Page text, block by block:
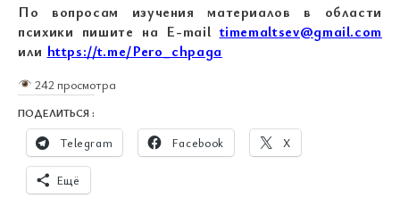
По вопросам изучения материалов в области
психики пишите на E-mailtimemaltsev@gmail.com
или https://t.me/Pero_chpaga
242 просмотра
ПОДЕЛИТЬСЯ :
Telegram Facebook X
Ещё